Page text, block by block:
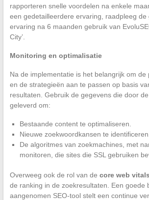
rapporteren snelle voordelen na enkele
een gedetailleerdere ervaring, raadpleeg de
ervaring na 6 maanden gebruik van
City’.
Monitoring en optimalisatie
Na de implementatie is het belangrijk om de
en de strategieën aan te passen op basis
resultaten. Gebruik de gegevens die door
geleverd om:
Bestaande content te optimaliseren.
Nieuwe zoekwoordkansen te identificeren.
De algoritmes van zoekmachines, met
monitoren, die sites die SSL gebruiken
Overweeg ook de rol van de core web vitals
de ranking in de zoekresultaten. Een goede
aangenomen SEO-tool stelt een continue